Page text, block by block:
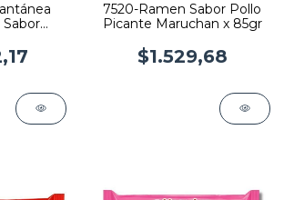
7520-Ramen Sabor Pollo
Picante Maruchan x 85gr
$1.529,68